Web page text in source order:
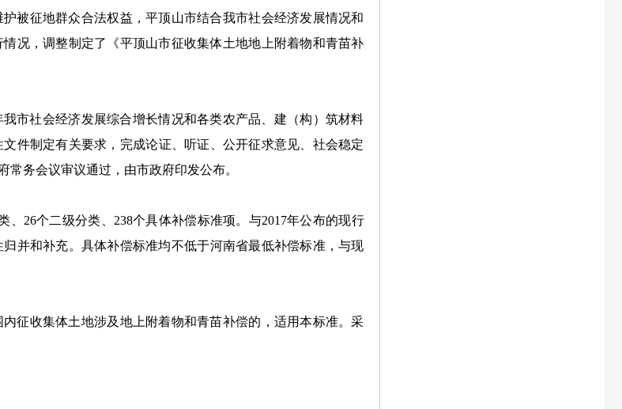
被征地群众合法权益，平顶山市结合我市社会经济发展情况和
情况，调整制定了《平顶山市征收集体土地地上附着物和青苗补
我市社会经济发展综合增长情况和各类农产品、建（构）筑材料
文件制定有关要求，完成论证、听证、公开征求意见、社会稳定
常务会议审议通过，由市政府印发公布。
、 26个二级分类 238个具体补偿标准项。与2017年公布的现行
并和补充。具体补偿标准均不低于河南省最低补偿标准，与现
征收集体土地涉及地上附着物和青苗补偿的，适用本标准。采